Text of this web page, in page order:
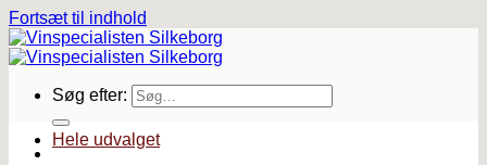
Fortsæt til indhold
Søg efter:
Hele udvalget